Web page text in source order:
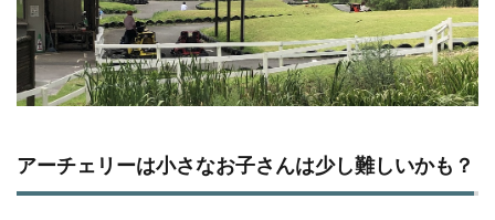
アーチェリーは小さなお子さんは少し難しいかも？